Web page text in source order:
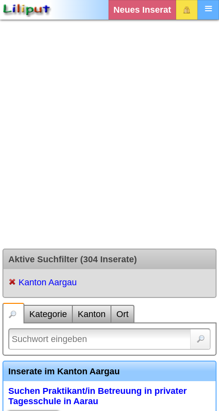
Neues Inserat
Aktive Suchfilter (304 Inserate)
Kanton Aargau
Kategorie Kanton Ort
Inserate im Kanton Aargau
Suchen Praktikant/in Betreuung in privater
Tagesschule in Aarau